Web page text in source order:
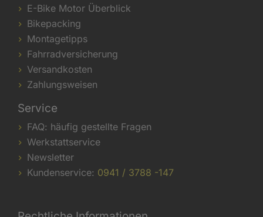
E-Bike Motor Überblick
Bikepacking
Montagetipps
Fahrradversicherung
Versandkosten
Zahlungsweisen
Service
FAQ: häufig gestellte Fragen
Werkstattservice
Newsletter
Kundenservice: 0941 / 3788 -147